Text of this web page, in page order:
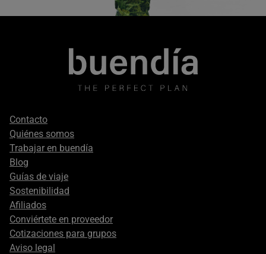
Footer
secondary
Contacto
Quiénes somos
Trabajar en buendía
Blog
Guías de viaje
Sostenibilidad
Afiliados
Conviértete en proveedor
Cotizaciones para grupos
Aviso legal